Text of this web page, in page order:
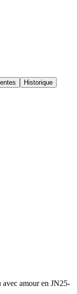
Historique
avec amour en JN25-